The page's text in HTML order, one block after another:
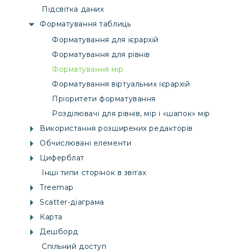
Підсвітка даних
Форматування таблиць
Форматування для ієрархій
Форматування для рівнів
Форматування мір
Форматування віртуальних ієрархій
Пріоритети форматування
Розділювачі для рівнів, мір і «шапок» мір
Використання розширених редакторів
Обчислювані елементи
Циферблат
Інші типи сторінок в звітах
Treemap
Scatter-діаграма
Карта
Дешборд
Спільний доступ